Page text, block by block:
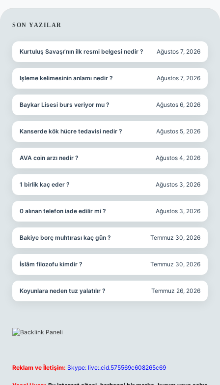
SIDEBAR
SON YAZILAR
Kurtuluş Savaşı’nın ilk resmi belgesi nedir ? Ağustos 7, 2026
Işleme kelimesinin anlamı nedir ? Ağustos 7, 2026
Baykar Lisesi burs veriyor mu ? Ağustos 6, 2026
Kanserde kök hücre tedavisi nedir ? Ağustos 5, 2026
AVA coin arzı nedir ? Ağustos 4, 2026
1 birlik kaç eder ? Ağustos 3, 2026
0 alınan telefon iade edilir mi ? Ağustos 3, 2026
Bakiye borç muhtırası kaç gün ? Temmuz 30, 2026
İslâm filozofu kimdir ? Temmuz 30, 2026
Koyunlara neden tuz yalatılır ? Temmuz 26, 2026
Reklam ve İletişim: Skype: live:.cid.575569c608265c69